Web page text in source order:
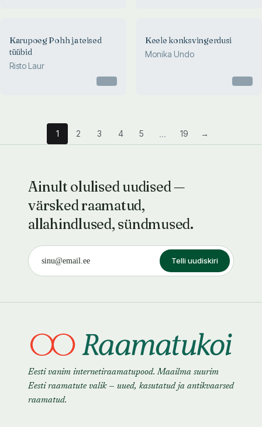
Karupoeg Pohh ja teised
tüübid
Risto Laur
Keele konksvingerdusi
Monika Undo
1 2 3 4 5 ... 19 →
Ainult olulised uudised —
värsked raamatud,
allahindlused, sündmused.
Telli uudiskiri
Eesti vanim internetiraamatupood. Maailma suurim
Eesti raamatute valik — uued, kasutatud ja antikvaarsed
raamatud.